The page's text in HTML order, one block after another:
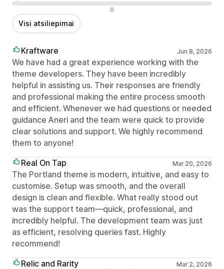
Neigiami atsiliepimai 0
Visi atsiliepimai
Kraftware Jun 8, 2026
We have had a great experience working with the
theme developers. They have been incredibly
helpful in assisting us. Their responses are friendly
and professional making the entire process smooth
and efficient. Whenever we had questions or needed
guidance Aneri and the team were quick to provide
clear solutions and support. We highly recommend
them to anyone!
Real On Tap
Mar 20, 2026
The Portland theme is modern, intuitive, and easy to
customise. Setup was smooth, and the overall
design is clean and flexible. What really stood out
was the support team—quick, professional, and
incredibly helpful. The development team was just
as efficient, resolving queries fast. Highly
recommend!
Relic and Rarity
Mar 2, 2026